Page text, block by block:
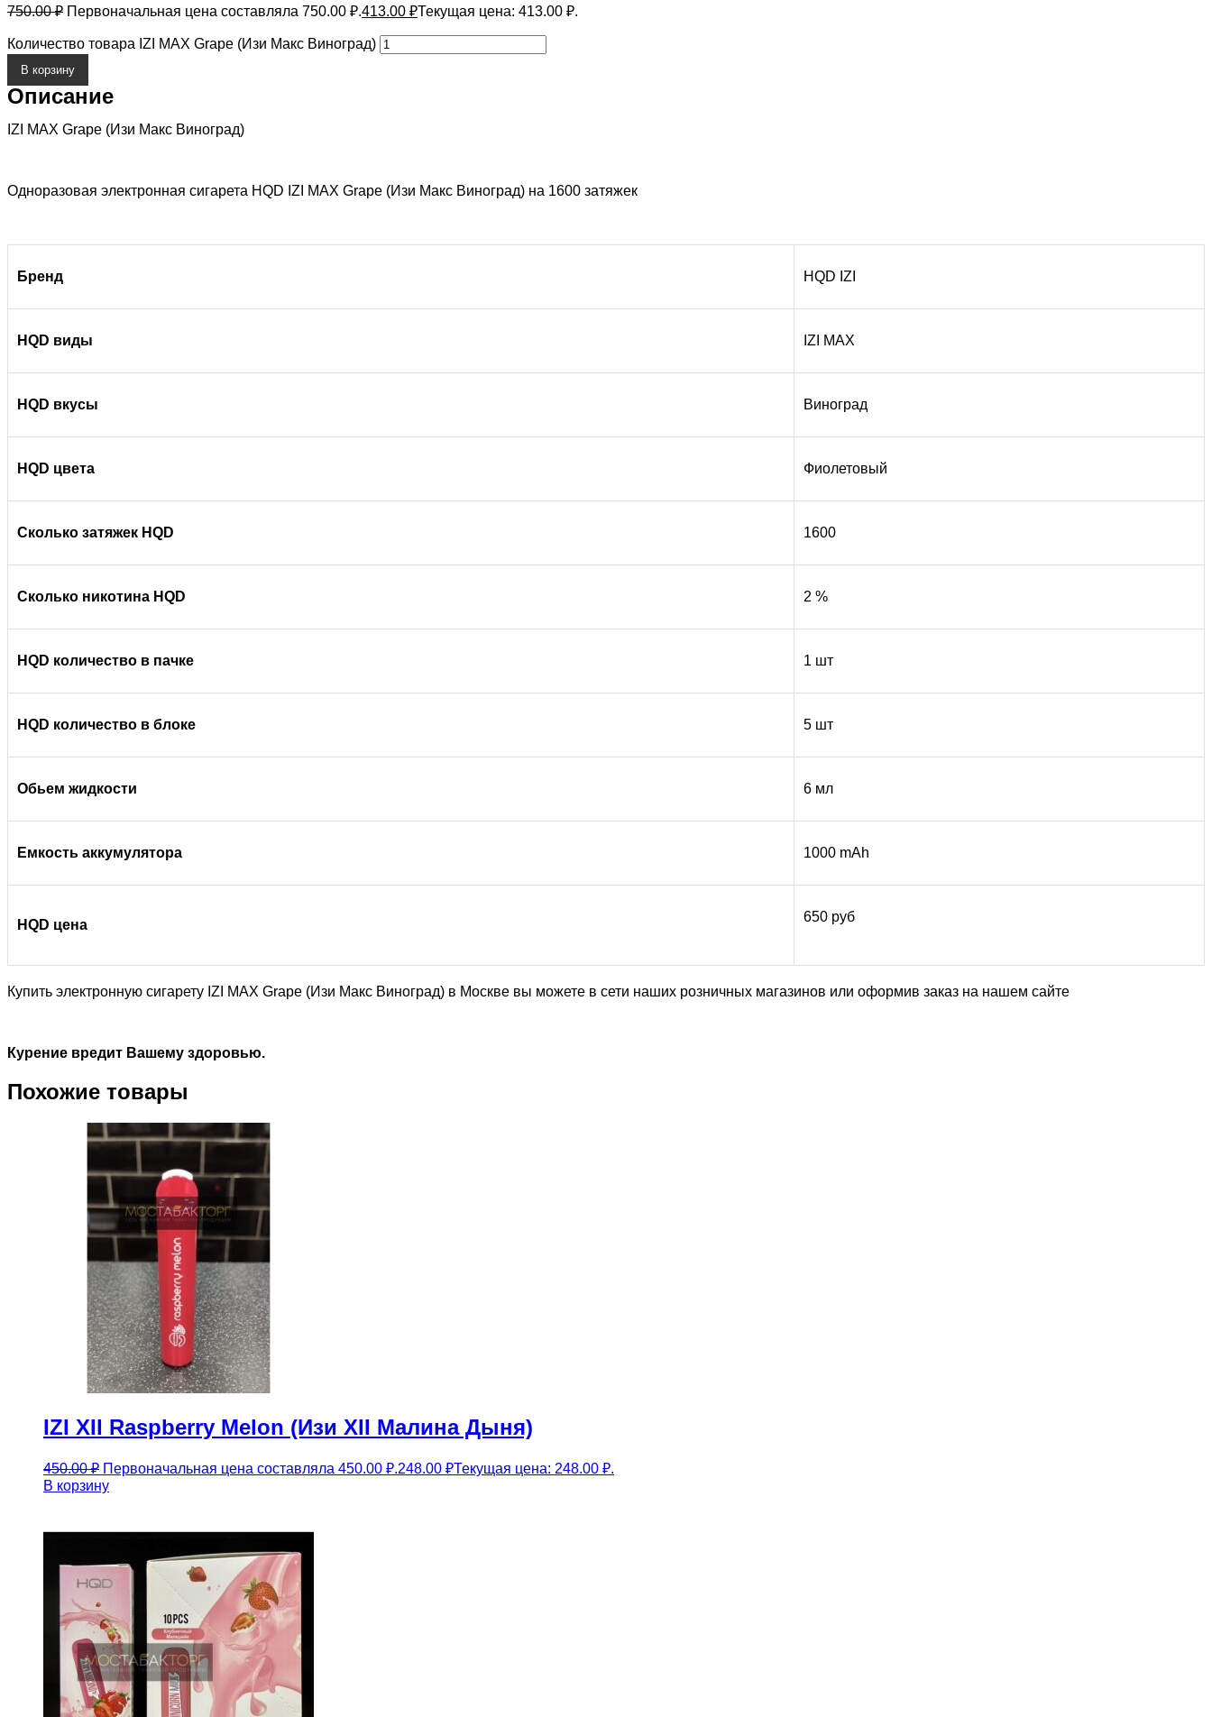
750.00₽ Первоначальная цена составляла 750.00 ₽.413.00 ₽Текущая цена: 413.00 ₽.
Количество товара IZI MAX Grape (Изи Макс Виноград)
В корзину
Описание
IZI MAX Grape (Изи Макс Виноград)
Одноразовая электронная сигарета HQD IZI MAX Grape (Изи Макс Виноград) на 1600 затяжек
Бренд HQD IZI
HQD виды IZI MAX
HQD вкусы Виноград
HQD цвета Фиолетовый
Сколько затяжек HQD 1600
Сколько никотина HQD 2 %
HQD количество в пачке 1 шт
HQD количество в блоке 5 шт
Обьем жидкости 6 мл
Емкость аккумулятора 1000 mAh
HQD цена
650 руб
Купить электронную сигарету IZI MAX Grape (Изи Макс Виноград) в Москве вы можете в сети наших розничных магазинов или оформив заказ на нашем сайте
Курение вредит Вашему здоровью.
Похожие товары
IZI XII Raspberry Melon (Изи XII Малина Дыня)
450.00₽ Первоначальная цена составляла 450.00 ₽.248.00 ₽Текущая цена: 248.00 ₽.
В корзину